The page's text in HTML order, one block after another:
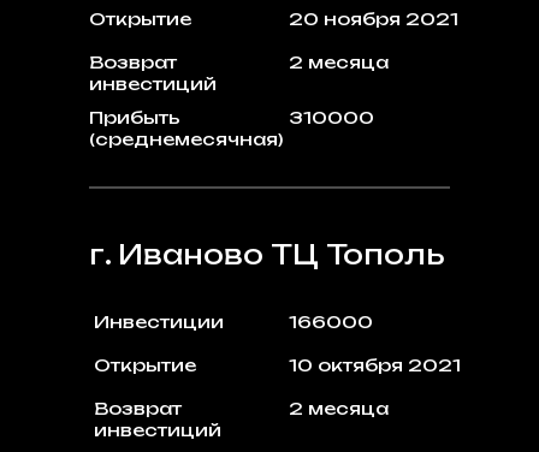
г. Иваново ТЦ Тополь
Инвестиции 166000
10 октября 2021
2 месяца
Открытие
Возврат
инвестиций
20 ноября 2021
2 месяца
310000
Открытие
Возврат
инвестиций
Прибыть
(среднемесячная)